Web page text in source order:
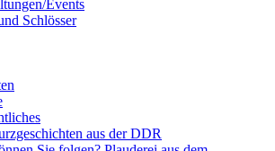
Events
Schlösser
aus der DDR